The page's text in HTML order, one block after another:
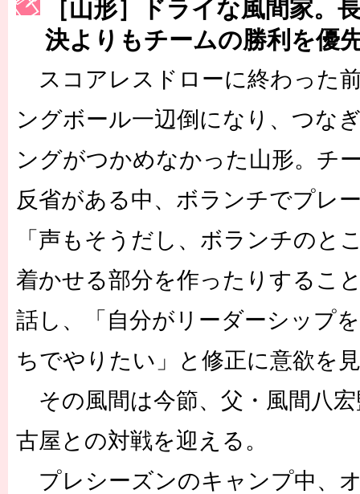
［3222号］史上最大のW杯開幕 注目は「個」
［山形］ドライな風間家。
決よりもチームの勝利を優
スコアレスドローに終わった
ングボール一辺倒になり、つな
ングがつかめなかった山形。チ
反省がある中、ボランチでプレ
「声もそうだし、ボランチのと
着かせる部分を作ったりするこ
話し、「自分がリーダーシップ
ちでやりたい」と修正に意欲を
その風間は今節、父・風間八
古屋との対戦を迎える。
プレシーズンのキャンプ中、